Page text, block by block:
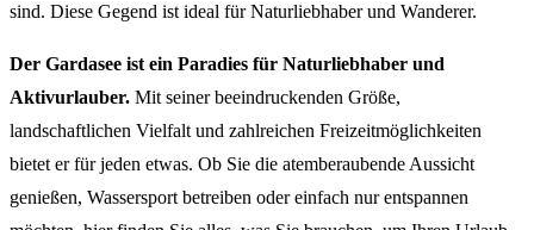
sind. Diese Gegend ist ideal für Naturliebhaber und Wanderer.
Der Gardasee ist ein Paradies für Naturliebhaber und
Aktivurlauber. Mit seiner beeindruckenden Größe,
landschaftlichen Vielfalt und zahlreichen Freizeitmöglichkeiten
bietet er für jeden etwas. Ob Sie die atemberaubende Aussicht
genießen, Wassersport betreiben oder einfach nur entspannen